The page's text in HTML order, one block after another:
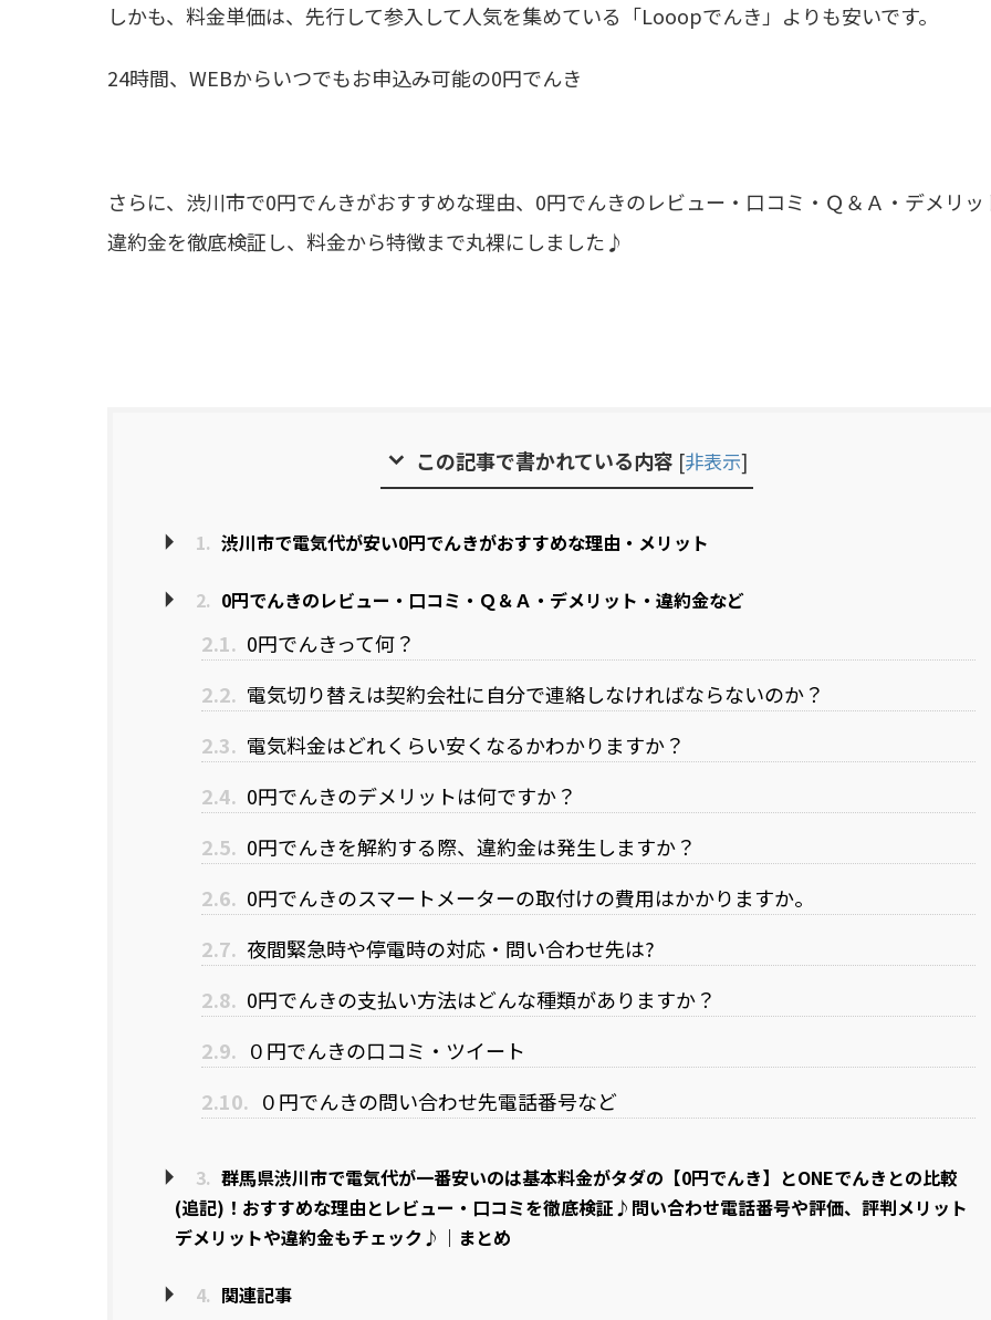
しかも、料金単価は、先行して参入して人気を集めている「Looopでんき」よりも安いです。
24時間、WEBからいつでもお申込み可能の0円でんき
さらに、渋川市で0円でんきがおすすめな理由、0円でんきのレビュー・口コミ・Ｑ＆Ａ・デメリッ
違約金を徹底検証し、料金から特徴まで丸裸にしました♪
この記事で書かれている内容 [非表示]
1. 渋川市で電気代が安い0円でんきがおすすめな理由・メリット
2. 0円でんきのレビュー・口コミ・Ｑ＆Ａ・デメリット・違約金など
2.1. 0円でんきって何？
2.2. 電気切り替えは契約会社に自分で連絡しなければならないのか？
2.3. 電気料金はどれくらい安くなるかわかりますか？
2.4. 0円でんきのデメリットは何ですか？
2.5. 0円でんきを解約する際、違約金は発生しますか？
2.6. 0円でんきのスマートメーターの取付けの費用はかかりますか。
2.7. 夜間緊急時や停電時の対応・問い合わせ先は?
2.8. 0円でんきの支払い方法はどんな種類がありますか？
2.9. ０円でんきの口コミ・ツイート
2.10. ０円でんきの問い合わせ先電話番号など
3. 群馬県渋川市で電気代が一番安いのは基本料金がタダの【0円でんき】とONEでんきとの比較
(追記)！おすすめな理由とレビュー・口コミを徹底検証♪問い合わせ電話番号や評価、評判メリット
デメリットや違約金もチェック♪｜まとめ
4. 関連記事